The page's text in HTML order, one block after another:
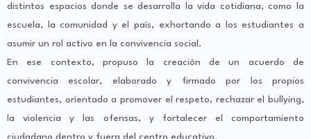
distintos espacios donde se desarrolla la vida cotidiana, como la
escuela, la comunidad y el país, exhortando a los estudiantes a
asumir un rol activo en la convivencia social.
En ese contexto, propuso la creación de un acuerdo de
convivencia escolar, elaborado y firmado por los propios
estudiantes, orientado a promover el respeto, rechazar el bullying,
la violencia y las ofensas, y fortalecer el comportamiento
ciudadano dentro y fuera del centro educativo.